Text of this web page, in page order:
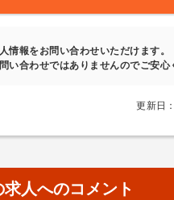
情報をお問い合わせいただけます。
い合わせではありませんのでご安心
更新日
求人へのコメント